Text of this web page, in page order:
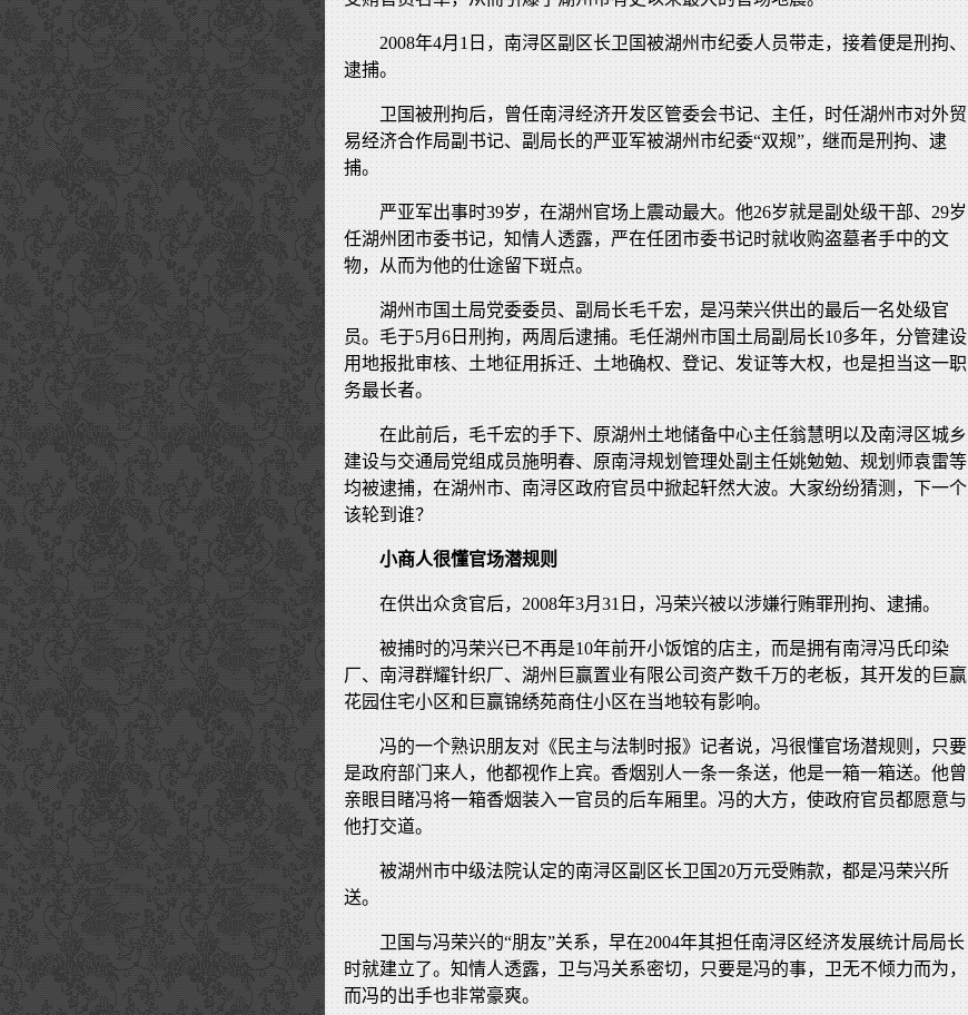
2008年4月1日，南浔区副区长卫国被湖州市纪委人员带走，接着便是刑拘、
逮捕。
卫国被刑拘后，曾任南浔经济开发区管委会书记、主任，时任湖州市对外贸
易经济合作局副书记、副局长的严亚军被湖州市纪委“双规”，继而是刑拘、逮
捕。
严亚军出事时39岁，在湖州官场上震动最大。他26岁就是副处级干部、29岁
任湖州团市委书记，知情人透露，严在任团市委书记时就收购盗墓者手中的文
物，从而为他的仕途留下斑点。
湖州市国土局党委委员、副局长毛千宏，是冯荣兴供出的最后一名处级官
员。毛于5月6日刑拘，两周后逮捕。毛任湖州市国土局副局长10多年，分管建设
用地报批审核、土地征用拆迁、土地确权、登记、发证等大权，也是担当这一职
务最长者。
在此前后，毛千宏的手下、原湖州土地储备中心主任翁慧明以及南浔区城乡
建设与交通局党组成员施明春、原南浔规划管理处副主任姚勉勉、规划师袁雷等
均被逮捕，在湖州市、南浔区政府官员中掀起轩然大波。大家纷纷猜测，下一个
该轮到谁？
小商人很懂官场潜规则
在供出众贪官后，2008年3月31日，冯荣兴被以涉嫌行贿罪刑拘、逮捕。
被捕时的冯荣兴已不再是10年前开小饭馆的店主，而是拥有南浔冯氏印染
厂、南浔群耀针织厂、湖州巨赢置业有限公司资产数千万的老板，其开发的巨赢
花园住宅小区和巨赢锦绣苑商住小区在当地较有影响。
冯的一个熟识朋友对《民主与法制时报》记者说，冯很懂官场潜规则，只要
是政府部门来人，他都视作上宾。香烟别人一条一条送，他是一箱一箱送。他曾
亲眼目睹冯将一箱香烟装入一官员的后车厢里。冯的大方，使政府官员都愿意与
他打交道。
被湖州市中级法院认定的南浔区副区长卫国20万元受贿款，都是冯荣兴所
送。
卫国与冯荣兴的“朋友”关系，早在2004年其担任南浔区经济发展统计局局长
时就建立了。知情人透露，卫与冯关系密切，只要是冯的事，卫无不倾力而为，
而冯的出手也非常豪爽。